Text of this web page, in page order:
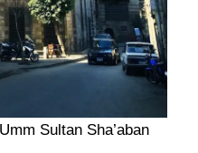
Sultan Sha’aban